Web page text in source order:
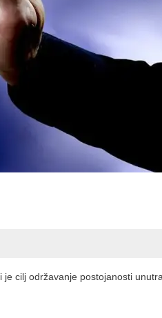
cilj održavanje postojanosti